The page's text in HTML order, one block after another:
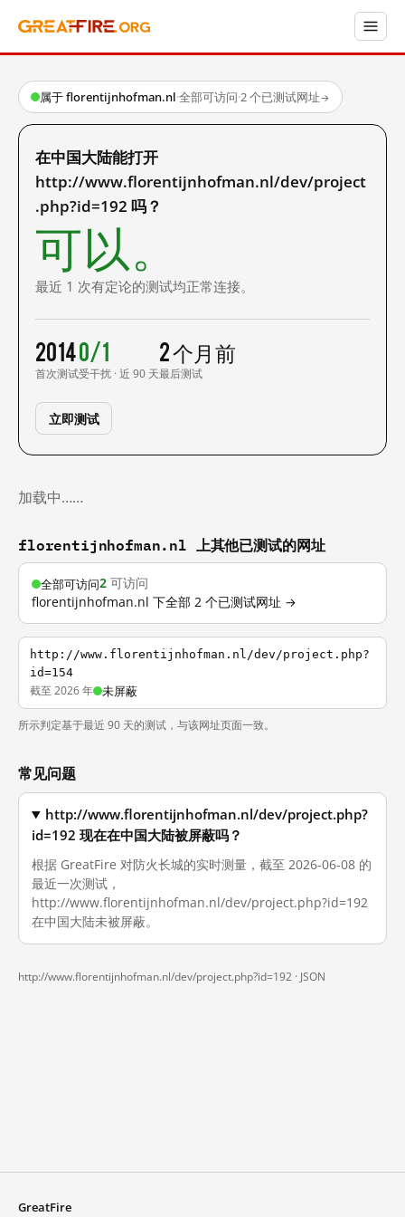
属于 florentijnhofman.nl·全部可访问·2 个已测试网址→
在中国大陆能打开
http://www.florentijnhofman.nl/dev/project
.php?id=192 吗？
可以。
最近 1 次有定论的测试均正常连接。
2014
首次测试
0/1
受干扰 · 近 90 天
2 个月前
最后测试
立即测试
加载中……
florentijnhofman.nl 上其他已测试的网址
全部可访问2 可访问
florentijnhofman.nl 下全部 2 个已测试网址 →
http://www.florentijnhofman.nl/dev/project.php?
id=154
截至 2026 年 未屏蔽
所示判定基于最近 90 天的测试，与该网址页面一致。
常见问题
http://www.florentijnhofman.nl/dev/project.php?
id=192 现在在中国大陆被屏蔽吗？
根据 GreatFire 对防火长城的实时测量，截至 2026-06-08 的
最近一次测试，
http://www.florentijnhofman.nl/dev/project.php?id=192
在中国大陆未被屏蔽。
http://www.florentijnhofman.nl/dev/project.php?id=192 · JSON
GreatFire